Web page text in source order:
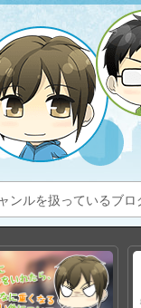
ルを扱っているブロ